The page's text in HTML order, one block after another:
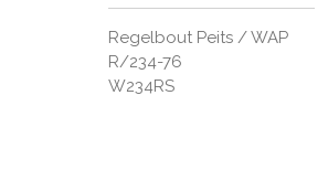
Regelbout Peits / WAP
R/234-76
W234RS